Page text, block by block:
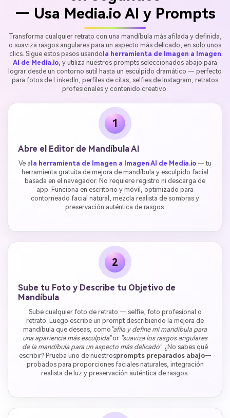
— Usa Media.io AI y Prompts
Transforma cualquier retrato con una mandíbula más afilada y definida,
o suaviza rasgos angulares para un aspecto más delicado, en solo unos
clics. Sigue estos pasos usando la herramienta de Imagen a Imagen
AI de Media.io , y utiliza nuestros prompts seleccionados abajo para
lograr desde un contorno sutil hasta un esculpido dramático — perfecto
para fotos de LinkedIn, perfiles de citas, selfies de Instagram, retratos
profesionales y contenido creativo.
1
Abre el Editor de Mandíbula AI
Ve a la herramienta de Imagen a Imagen AI de Media.io — tu
herramienta gratuita de mejora de mandíbula y esculpido facial
basada en el navegador. No requiere registro ni descarga de
app. Funciona en escritorio y móvil, optimizado para
contorneado facial natural, mezcla realista de sombras y
preservación auténtica de rasgos.
2
Sube tu Foto y Describe tu Objetivo de
Mandíbula
Sube cualquier foto de retrato — selfie, foto profesional o
retrato. Luego escribe un prompt describiendo la mejora de
mandíbula que deseas, como "afila y define mi mandíbula para
una apariencia más esculpida"or "suaviza los rasgos angulares
de la mandíbula para un aspecto más delicado". ¿No sabes qué
escribir? Prueba uno de nuestrosprompts preparados abajo—
probados para proporciones faciales naturales, integración
realista de luz y preservación auténtica de rasgos.